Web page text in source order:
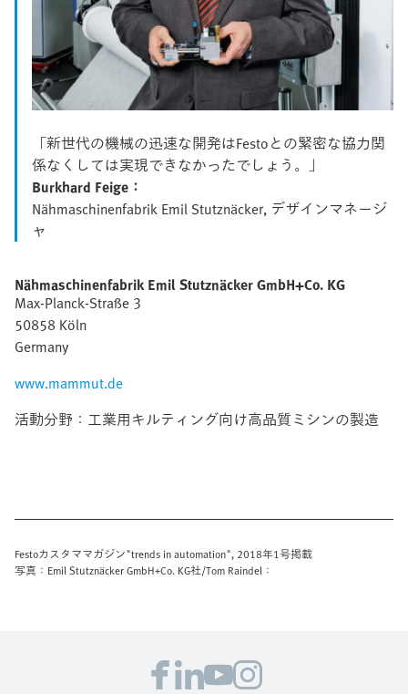
「新世代の機械の迅速な開発はFestoとの緊密な協力関
係なくしては実現できなかったでしょう。」
Burkhard Feige：
Nähmaschinenfabrik Emil Stutznäcker, デザインマネージ
ャ
Nähmaschinenfabrik Emil Stutznäcker GmbH+Co. KG
Max-Planck-Straße 3
50858 Köln
Germany
www.mammut.de
活動分野：工業用キルティング向け高品質ミシンの製造
Festoカスタママガジン"trends in automation", 2018年1号掲載
写真：Emil Stutznäcker GmbH+Co. KG社/Tom Raindel：